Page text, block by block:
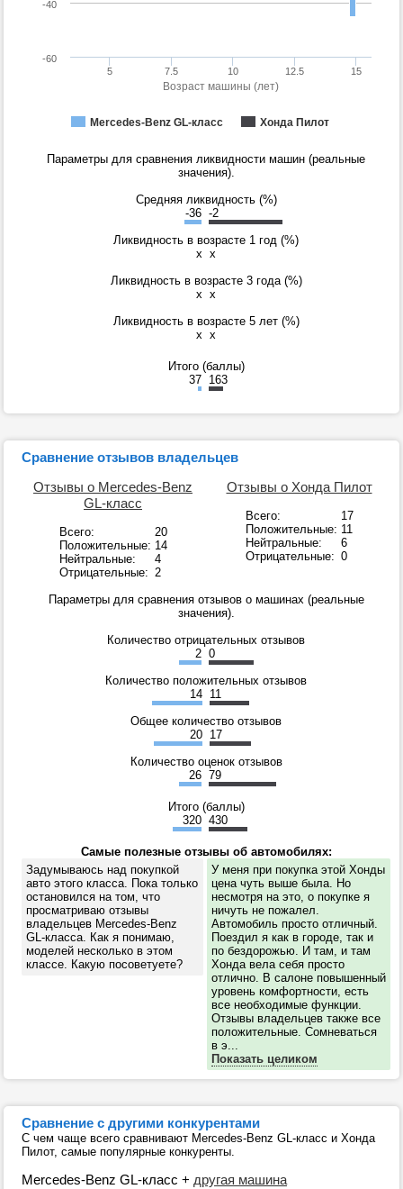
Возраст машины (лет)
Mercedes-Benz GL-класс Хонда Пилот
5 7.5 10 12.5 15
-40
-60
Параметры для сравнения ликвидности машин (реальные
значения).
Средняя ликвидность (%)
-36 -2
Ликвидность в возрасте 1 год (%)
x x
Ликвидность в возрасте 3 года (%)
x x
Ликвидность в возрасте 5 лет (%)
x x
Итого (баллы)
37 163
Сравнение отзывов владельцев
Отзывы о Mercedes-Benz
GL-класс
Всего:
20
Положительные: 14
Нейтральные:
4
Отрицательные: 2
Отзывы о Хонда Пилот
Всего:
17
Положительные: 11
Нейтральные:
6
Отрицательные: 0
Параметры для сравнения отзывов о машинах (реальные
значения).
Количество отрицательных отзывов
2 0
Количество положительных отзывов
14 11
Общее количество отзывов
20 17
Количество оценок отзывов
26 79
Итого (баллы)
320 430
Самые полезные отзывы об автомобилях:
Задумываюсь над покупкой
авто этого класса. Пока только
остановился на том, что
просматриваю отзывы
владельцев Mercedes-Benz
GL-класса. Как я понимаю,
моделей несколько в этом
классе. Какую посоветуете?
У меня при покупка этой Хонды
цена чуть выше была. Но
несмотря на это, о покупке я
ничуть не пожалел.
Автомобиль просто отличный.
Поездил я как в городе, так и
по бездорожью. И там, и там
Хонда вела себя просто
отлично. В салоне повышенный
уровень комфортности, есть
все необходимые функции.
Отзывы владельцев также все
положительные. Сомневаться
в э...
Показать целиком
Сравнение с другими конкурентами
С чем чаще всего сравнивают Mercedes-Benz GL-класс и Хонда
Пилот, самые популярные конкуренты.
Mercedes-Benz GL-класс + другая машина